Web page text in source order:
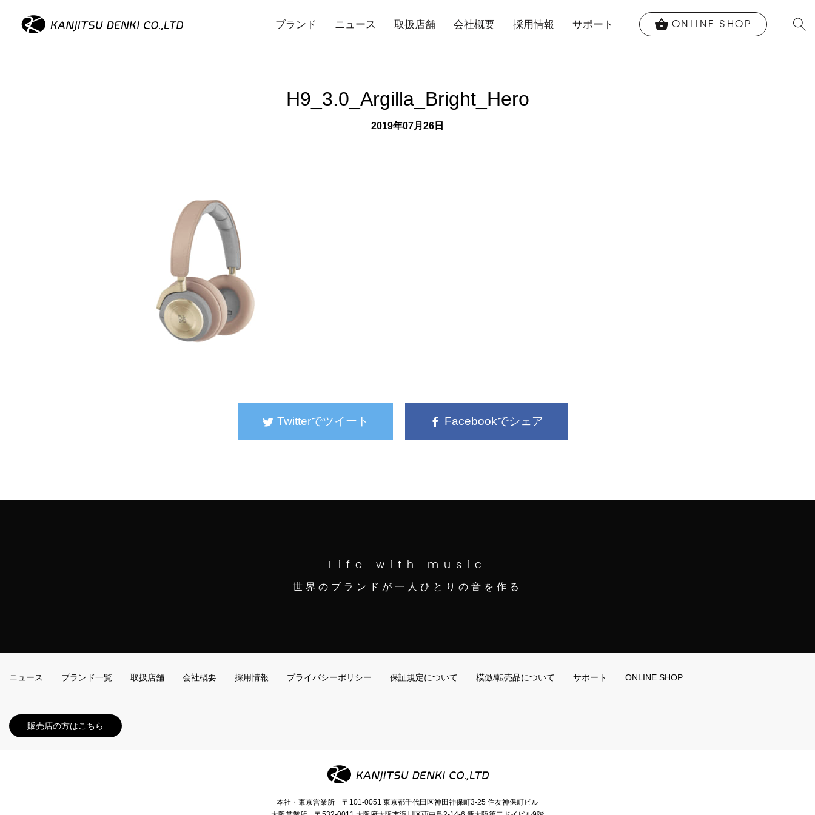
ブランド ニュース 取扱店舗 会社概要 採用情報 サポート shopping_basket ONLINE SHOP
H9_3.0_Argilla_Bright_Hero
2019年07月26日
Twitterでツイート Facebookでシェア
Life with music
世界のブランドが一人ひとりの音を作る
ニュース ブランド一覧 取扱店舗 会社概要 採用情報 プライバシーポリシー 保証規定について 模倣/転売品について サポート ONLINE SHOP
販売店の方はこちら
本社・東京営業所 〒101-0051 東京都千代田区神田神保町3-25 住友神保町ビル